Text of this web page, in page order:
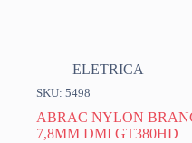
ELETRICA
SKU: 5498
ABRAC NYLON
7,8MM DMI GT380HD